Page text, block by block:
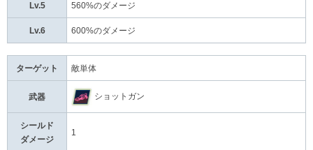
Lv.5 560%のダメージ
Lv.6 600%のダメージ
ターゲット 敵単体
武器 ショットガン
シールド
ダメージ
1